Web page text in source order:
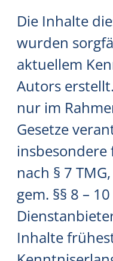
Die Inhalte
wurden
aktuellem
Autors
nur im
Gesetze
nach § 7
gem. §§ 8 –
Inhalte